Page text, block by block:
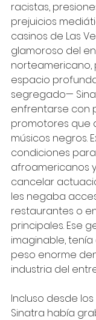
racistas,
prejuicios
casinos de Las
glamoroso del
norteamericano,
espacio
segregado—
enfrentarse con
promotores que
músicos negros.
condiciones
afroamericanos
cancelar
les negaba
restaurantes o
principales. Ese
imaginable,
peso enorme
industria del
Incluso desde
Sinatra había